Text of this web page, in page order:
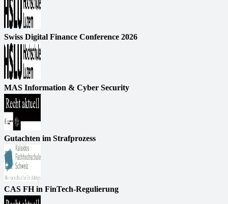
Swiss Digital Finance Conference 2026
MAS Information & Cyber Security
Gutachten im Strafprozess
CAS FH in FinTech-Regulierung